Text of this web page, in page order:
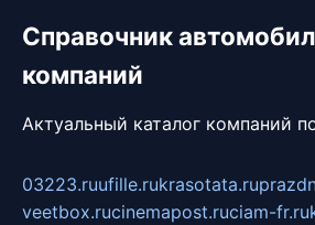
Справочник
компаний
Актуальный каталог компаний
03223.ruufille.rukrasotata.ru
veetbox.rucinemapost.ruciam-fr.ru